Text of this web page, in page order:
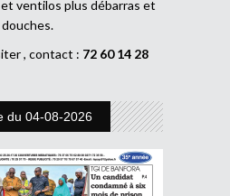
ventilos plus débarras et
douches.
, contact : 72 60 14 28
du 04-08-2026